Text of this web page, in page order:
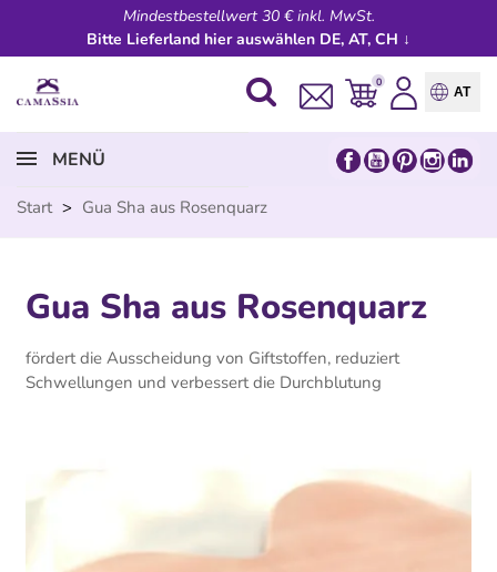
Mindestbestellwert 30 € inkl. MwSt.
Bitte Lieferland hier auswählen DE, AT, CH ↓
0
AT
MENÜ
Start > Gua Sha aus Rosenquarz
Gua Sha aus Rosenquarz
fördert die Ausscheidung von Giftstoffen, reduziert
Schwellungen und verbessert die Durchblutung